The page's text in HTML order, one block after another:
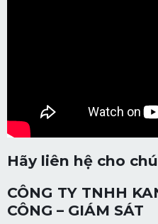
Hãy liên hệ cho
CÔNG TY TNHH
CÔNG – GIÁM SÁT